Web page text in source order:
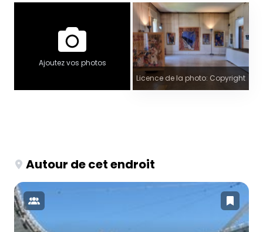
Ajoutez vos photos
Licence de la photo: Copyright
Autour de cet endroit